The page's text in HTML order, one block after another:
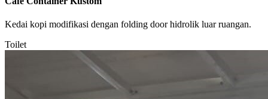
Kedai kopi modifikasi dengan folding door hidrolik luar ruangan.
Toilet